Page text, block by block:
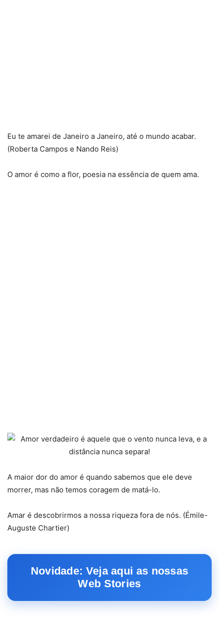
Eu te amarei de Janeiro a Janeiro, até o mundo acabar.
(Roberta Campos e Nando Reis)
O amor é como a flor, poesia na essência de quem ama.
A maior dor do amor é quando sabemos que ele deve
morrer, mas não temos coragem de matá-lo.
Amar é descobrirmos a nossa riqueza fora de nós. (Émile-
Auguste Chartier)
Novidade: Veja aqui as nossas
Web Stories